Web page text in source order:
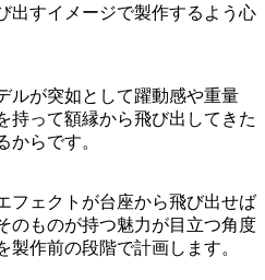
出すイメージで製作するよう心
ルが突如として躍動感や重量
持って額縁から飛び出してきた
からです。
フェクトが台座から飛び出せば
のものが持つ魅力が目立つ角度
作前の段階で計画します。